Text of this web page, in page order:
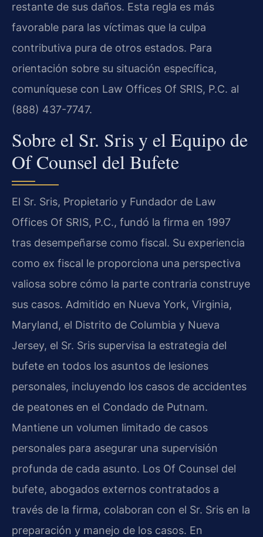
restante de sus daños. Esta regla es más
favorable para las víctimas que la culpa
contributiva pura de otros estados. Para
orientación sobre su situación específica,
comuníquese con Law Offices Of SRIS, P.C. al
(888) 437-7747.
Sobre el Sr. Sris y el Equipo de
Of Counsel del Bufete
El Sr. Sris, Propietario y Fundador de Law
Offices Of SRIS, P.C., fundó la firma en 1997
tras desempeñarse como fiscal. Su experiencia
como ex fiscal le proporciona una perspectiva
valiosa sobre cómo la parte contraria construye
sus casos. Admitido en Nueva York, Virginia,
Maryland, el Distrito de Columbia y Nueva
Jersey, el Sr. Sris supervisa la estrategia del
bufete en todos los asuntos de lesiones
personales, incluyendo los casos de accidentes
de peatones en el Condado de Putnam.
Mantiene un volumen limitado de casos
personales para asegurar una supervisión
profunda de cada asunto. Los Of Counsel del
bufete, abogados externos contratados a
través de la firma, colaboran con el Sr. Sris en la
preparación y manejo de los casos. En